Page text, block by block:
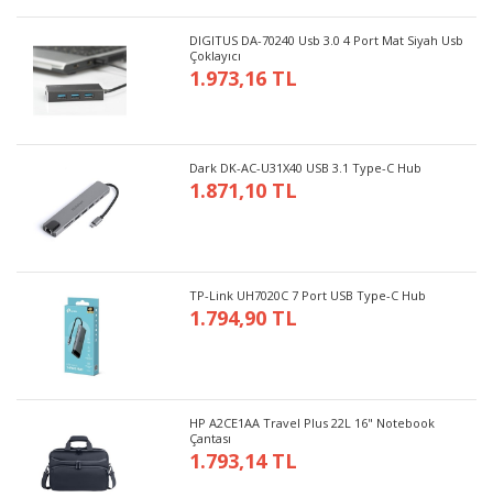
DIGITUS DA-70240 Usb 3.0 4 Port Mat Siyah Usb
Çoklayıcı
1.973,16 TL
Dark DK-AC-U31X40 USB 3.1 Type-C Hub
1.871,10 TL
TP-Link UH7020C 7 Port USB Type-C Hub
1.794,90 TL
HP A2CE1AA Travel Plus 22L 16" Notebook
Çantası
1.793,14 TL